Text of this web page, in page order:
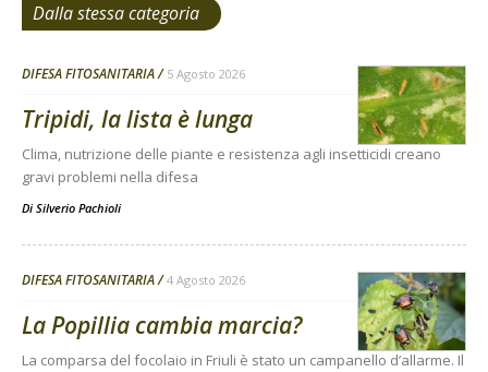
Dalla stessa categoria
DIFESA FITOSANITARIA 5 Agosto 2026
Tripidi, la lista è lunga
Clima, nutrizione delle piante e resistenza agli insetticidi creano
gravi problemi nella difesa
Di Silverio Pachioli
DIFESA FITOSANITARIA 4 Agosto 2026
La Popillia cambia marcia?
La comparsa del focolaio in Friuli è stato un campanello d’allarme. Il